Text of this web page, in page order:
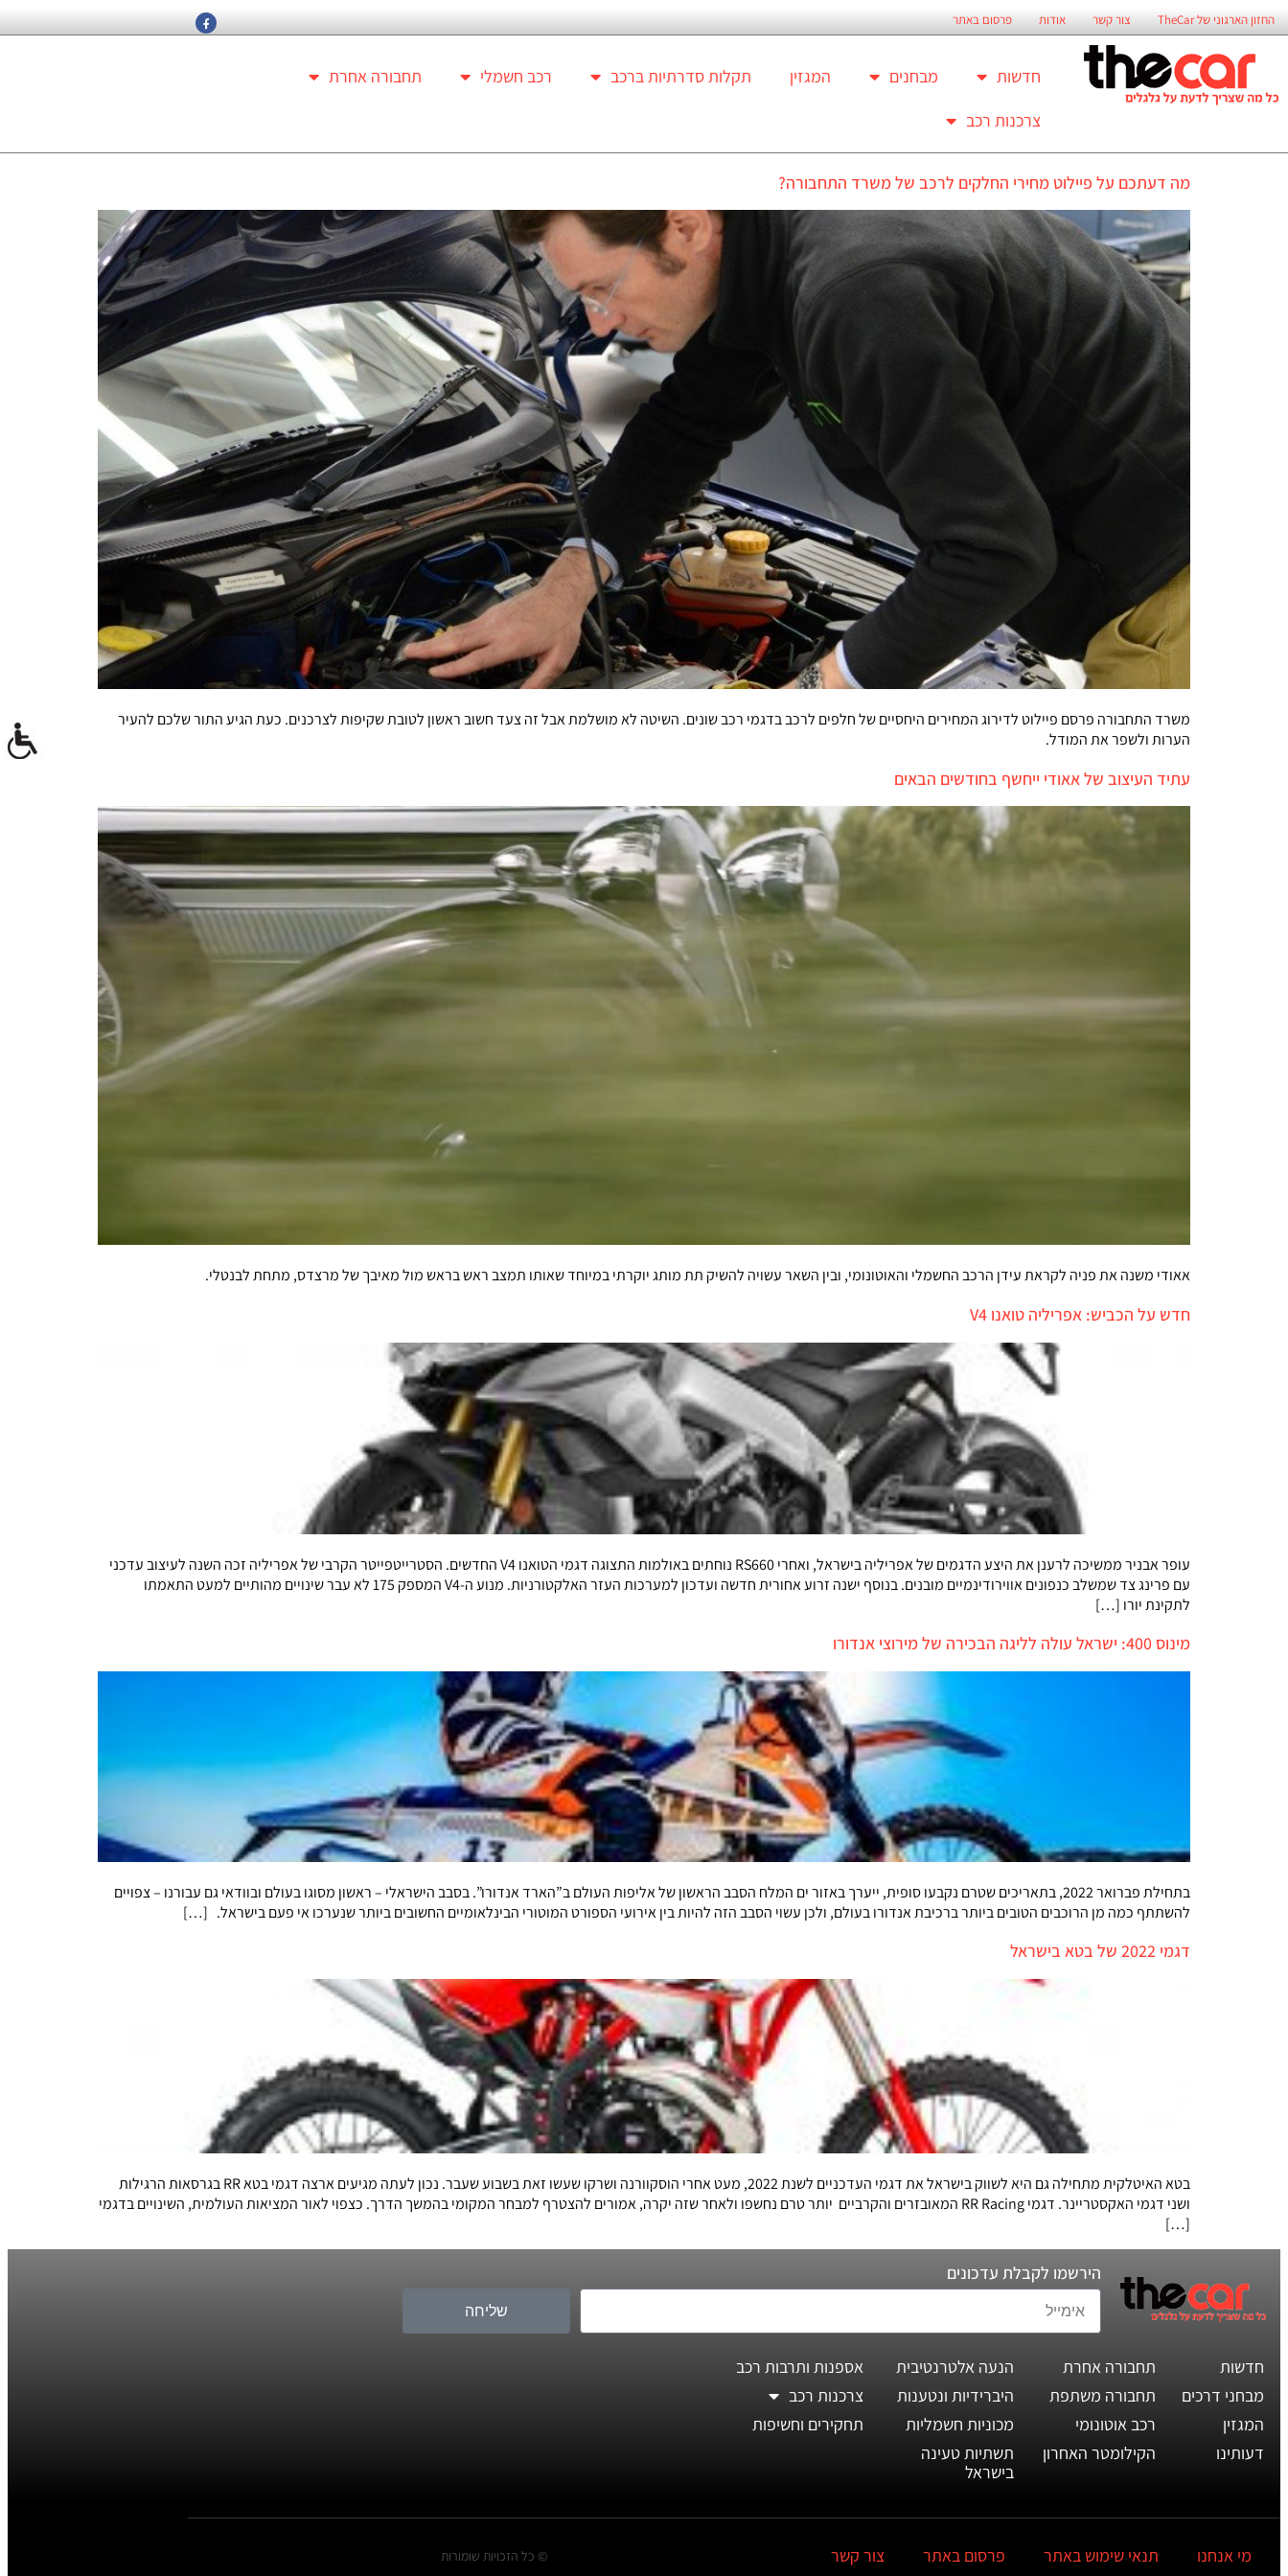
החזון הארגוני של TheCar צור קשר אודות פרסום באתר
חדשות מבחנים המגזין תקלות סדרתיות ברכב רכב חשמלי
תחבורה אחרת
צרכנות רכב
מה דעתכם על פיילוט מחירי החלקים לרכב של משרד התחבורה?
משרד התחבורה פרסם פיילוט לדירוג המחירים היחסיים של חלפים לרכב בדגמי רכב שונים. השיטה לא מושלמת אבל זה צעד חשוב ראשון לטובת שקיפות לצרכנים. כעת הגיע התור שלכם להעיר
הערות ולשפר את המודל.
עתיד העיצוב של אאודי ייחשף בחודשים הבאים
אאודי משנה את פניה לקראת עידן הרכב החשמלי והאוטונומי, ובין השאר עשויה להשיק תת מותג יוקרתי במיוחד שאותו תמצב ראש בראש מול מאיבך של מרצדס, מתחת לבנטלי.
חדש על הכביש: אפריליה טואנו V4
עופר אבניר ממשיכה לרענן את היצע הדגמים של אפריליה בישראל, ואחרי RS660 נוחתים באולמות התצוגה דגמי הטואנו V4 החדשים. הסטרייטפייטר הקרבי של אפריליה זכה השנה לעיצוב עדכני
עם פרינג צד שמשלב כנפונים אווירודינמיים מובנים. בנוסף ישנה זרוע אחורית חדשה ועדכון למערכות העזר האלקטורניות. מנוע ה-V4 המספק 175 לא עבר שינויים מהותיים למעט התאמתו
לתקינת יורו […]
מינוס 400: ישראל עולה לליגה הבכירה של מירוצי אנדורו
בתחילת פברואר 2022, בתאריכים שטרם נקבעו סופית, ייערך באזור ים המלח הסבב הראשון של אליפות העולם ב”הארד אנדורו”. בסבב הישראלי – ראשון מסוגו בעולם ובוודאי גם עבורנו – צפויים
להשתתף כמה מן הרוכבים הטובים ביותר ברכיבת אנדורו בעולם, ולכן עשוי הסבב הזה להיות בין אירועי הספורט המוטורי הבינלאומיים החשובים ביותר שנערכו אי פעם בישראל. […]
דגמי 2022 של בטא בישראל
בטא האיטלקית מתחילה גם היא לשווק בישראל את דגמי העדכניים לשנת 2022, מעט אחרי הוסקוורנה ושרקו שעשו זאת בשבוע שעבר. נכון לעתה מגיעים ארצה דגמי בטא RR בגרסאות הרגילות
ושני דגמי האקסטריינר. דגמי RR Racing המאובזרים והקרביים יותר טרם נחשפו ולאחר שזה יקרה, אמורים להצטרף למבחר המקומי בהמשך הדרך. כצפוי לאור המציאות העולמית, השינויים בדגמי
[…]
הירשמו לקבלת עדכונים
שליחה
חדשות
מבחני דרכים
המגזין
דעותינו
תחבורה אחרת
תחבורה משתפת
רכב אוטונומי
הקילומטר האחרון
הנעה אלטרנטיבית
היברידיות ונטענות
מכוניות חשמליות
תשתיות טעינה
בישראל
אספנות ותרבות רכב
צרכנות רכב
תחקירים וחשיפות
מי אנחנו תנאי שימוש באתר פרסום באתר צור קשר © כל הזכויות שומורות